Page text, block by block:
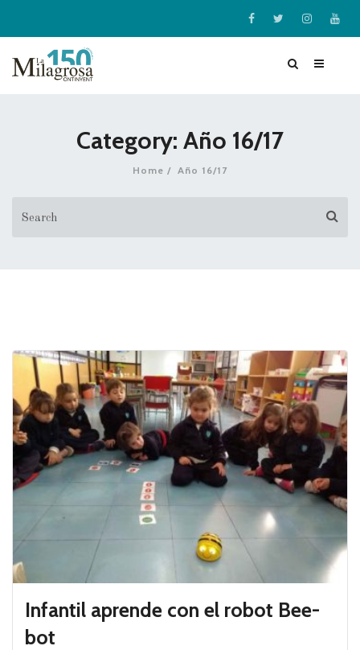
Category: Año 16/17
Home Año 16/17
Infantil aprende con el robot Bee-
bot